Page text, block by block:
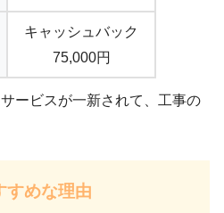
キャッシュバック
75,000円
ービスが一新されて、工事の
すめな理由